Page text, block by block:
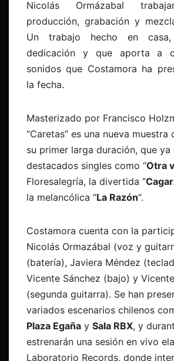
Nicolás Ormázabal
producción, grabación y
Un trabajo hecho en
dedicación y que aporta a
sonidos que Costamora ha
la fecha.
Masterizado por Francisco
“Caretas” es una nueva muestra
su primer larga duración, que ya
destacados singles como “Otra
Floresalegría, la divertida “
la melancólica “La Razón“.
Costamora cuenta con la
Nicolás Ormazábal (voz y
(batería), Javiera Méndez
Vicente Sánchez (bajo) y
(segunda guitarra). Se han
variados escenarios chilenos
Plaza Egaña y Sala RBX, y
estrenarán una sesión en vivo
Laboratorio Records, donde